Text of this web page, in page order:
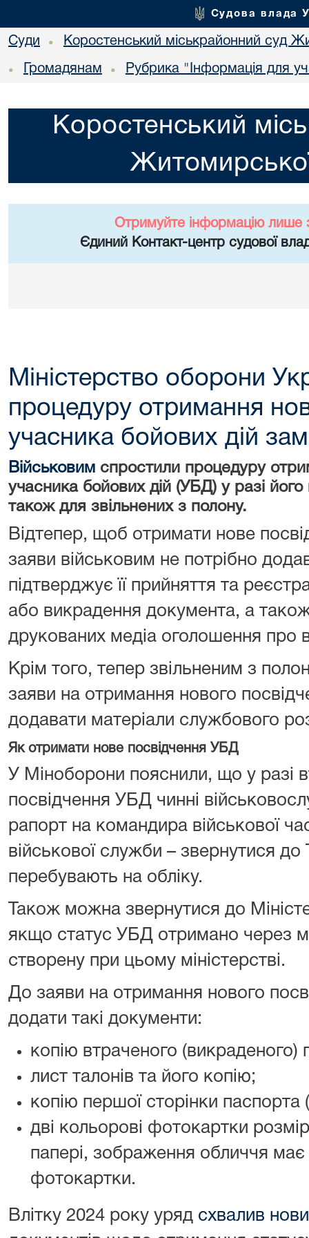
Судова влада
Суди • Коростенський міськрайонний суд
• Громадянам • Рубрика "Інформація для
Коростенський
Отримуйте інформацію лише
Єдиний Контакт-центр судової
Міністерство оборони
процедуру отримання
учасника бойових дій
Військовим спростили процедуру
учасника бойових дій (УБД) у разі
також для звільнених з полону.
Відтепер, щоб отримати нове
заяви військовим не потрібно
підтверджує її прийняття та
або викрадення документа, а
друкованих медіа оголошення про
Крім того, тепер звільненим з
заяви на отримання нового
додавати матеріали службового
Як отримати нове посвідчення УБД
У Міноборони пояснили, що у разі
посвідчення УБД чинні
рапорт на командира військової
військової служби – звернутися
перебувають на обліку.
Також можна звернутися до
якщо статус УБД отримано через
створену при цьому міністерстві.
До заяви на отримання нового
додати такі документи:
копію втраченого (викраденого)
лист талонів та його копію;
копію першої сторінки
дві кольорові фотокартки
папері, зображення обличчя
фотокартки.
Влітку 2024 року уряд схвалив